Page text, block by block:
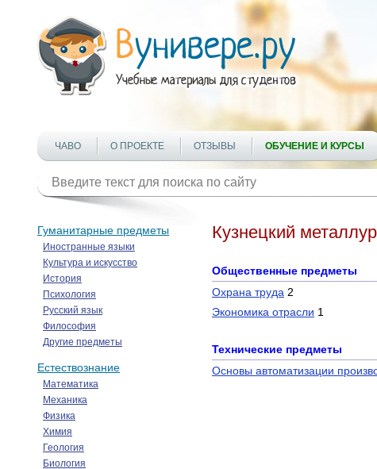
ЧАВО О ПРОЕКТЕ ОТЗЫВЫ ОБУЧЕНИЕ И КУРСЫ
Гуманитарные предметы
Иностранные языки
Культура и искусство
История
Психология
Русский язык
Философия
Другие предметы
Естествознание
Математика
Механика
Физика
Химия
Геология
Биология
Кузнецкий
Общественные предметы
Охрана труда 2
Экономика отрасли 1
Технические предметы
Основы автоматизации